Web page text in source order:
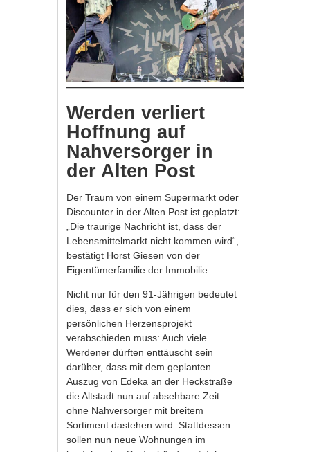
Werden verliert
Hoffnung auf
Nahversorger in
der Alten Post
Der Traum von einem Supermarkt oder
Discounter in der Alten Post ist geplatzt:
„Die traurige Nachricht ist, dass der
Lebensmittelmarkt nicht kommen wird“,
bestätigt Horst Giesen von der
Eigentümerfamilie der Immobilie.
Nicht nur für den 91-Jährigen bedeutet
dies, dass er sich von einem
persönlichen Herzensprojekt
verabschieden muss: Auch viele
Werdener dürften enttäuscht sein
darüber, dass mit dem geplanten
Auszug von Edeka an der Heckstraße
die Altstadt nun auf absehbare Zeit
ohne Nahversorger mit breitem
Sortiment dastehen wird. Stattdessen
sollen nun neue Wohnungen im